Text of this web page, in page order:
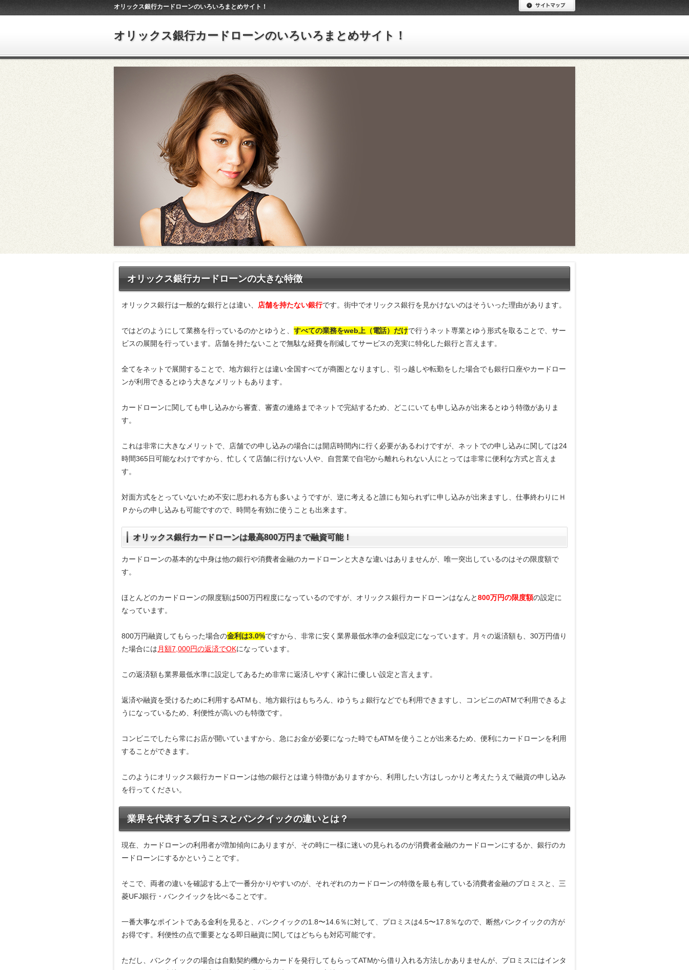
オリックス銀行カードローンのいろいろまとめサイト！
オリックス銀行カードローンのいろいろまとめサイト！
オリックス銀行カードローンの大きな特徴
オリックス銀行は一般的な銀行とは違い、 店舗を持たない銀行です。街中でオリックス銀行を見かけないのはそういった理由があります。
ではどのようにして業務を行っているのかとゆうと、 すべての業務をweb上（電話）だけで行うネット専業とゆう形式を取ることで、サー
ビスの展開を行っています。店舗を持たないことで無駄な経費を削減してサービスの充実に特化した銀行と言えます。
全てをネットで展開することで、地方銀行とは違い全国すべてが商圏となりますし、引っ越しや転勤をした場合でも銀行口座やカードロー
ンが利用できるとゆう大きなメリットもあります。
カードローンに関しても申し込みから審査、審査の連絡までネットで完結するため、どこにいても申し込みが出来るとゆう特徴がありま
す。
これは非常に大きなメリットで、店舗での申し込みの場合には開店時間内に行く必要があるわけですが、ネットでの申し込みに関しては24
時間365日可能なわけですから、忙しくて店舗に行けない人や、自営業で自宅から離れられない人にとっては非常に便利な方式と言えま
す。
対面方式をとっていないため不安に思われる方も多いようですが、逆に考えると誰にも知られずに申し込みが出来ますし、仕事終わりにＨ
Ｐからの申し込みも可能ですので、時間を有効に使うことも出来ます。
オリックス銀行カードローンは最高800万円まで融資可能！
カードローンの基本的な中身は他の銀行や消費者金融のカードローンと大きな違いはありませんが、唯一突出しているのはその限度額で
す。
ほとんどのカードローンの限度額は500万円程度になっているのですが、オリックス銀行カードローンはなんと800万円の限度額の設定に
なっています。
800万円融資してもらった場合の金利は3.0%ですから、非常に安く業界最低水準の金利設定になっています。月々の返済額も、30万円借り
た場合には 月額7,000円の返済でOKになっています。
この返済額も業界最低水準に設定してあるため非常に返済しやすく家計に優しい設定と言えます。
返済や融資を受けるために利用するATMも、地方銀行はもちろん、ゆうちょ銀行などでも利用できますし、コンビニのATMで利用できるよ
うになっているため、利便性が高いのも特徴です。
コンビニでしたら常にお店が開いていますから、急にお金が必要になった時でもATMを使うことが出来るため、便利にカードローンを利用
することができます。
このようにオリックス銀行カードローンは他の銀行とは違う特徴がありますから、利用したい方はしっかりと考えたうえで融資の申し込み
を行ってください。
業界を代表するプロミスとバンクイックの違いとは？
現在、カードローンの利用者が増加傾向にありますが、その時に一様に迷いの見られるのが消費者金融のカードローンにするか、銀行のカ
ードローンにするかということです。
そこで、両者の違いを確認する上で一番分かりやすいのが、それぞれのカードローンの特徴を最も有している消費者金融のプロミスと、三
菱UFJ銀行・バンクイックを比べることです。
一番大事なポイントである金利を見ると、バンクイックの1.8〜14.6％に対して、プロミスは4.5〜17.8％なので、断然バンクイックの方が
お得です。利便性の点で重要となる即日融資に関してはどちらも対応可能です。
ただし、バンクイックの場合は自動契約機からカードを発行してもらってATMから借り入れる方法しかありませんが、プロミスにはインタ